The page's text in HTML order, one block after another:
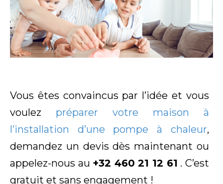
Vous êtes convaincus par l’idée et vous
voulez préparer votre maison à
l’installation d’une pompe à chaleur,
demandez un devis dès maintenant ou
appelez-nous au +32 460 21 12 61 . C’est
gratuit et sans engagement !